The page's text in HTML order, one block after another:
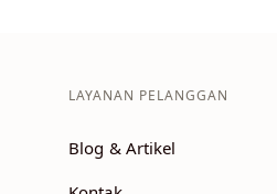
LAYANAN PELANGGAN
Blog & Artikel